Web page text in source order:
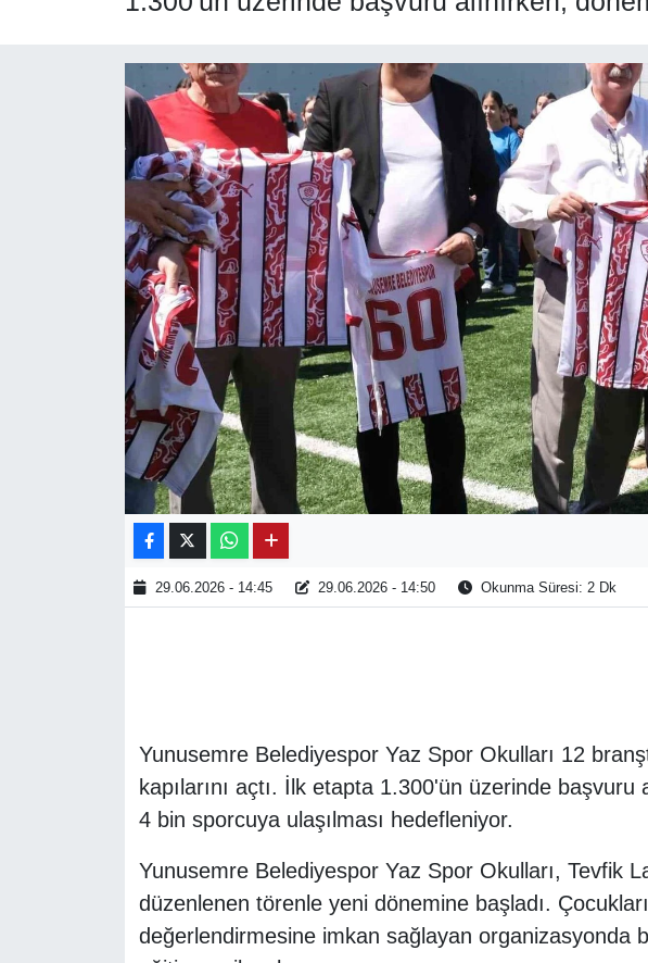
29.06.2026 - 14:45 29.06.2026 - 14:50 Okunma Süresi: 2 Dk
Yunusemre Belediyespor Yaz Spor Okulları 12
kapılarını açtı. İlk etapta 1.300'ün üzerinde başvuru
4 bin sporcuya ulaşılması hedefleniyor.
Yunusemre Belediyespor Yaz Spor Okulları, Tevfik
düzenlenen törenle yeni dönemine başladı.
değerlendirmesine imkan sağlayan organizasyonda
ÇEVRE
YAŞAM
BİLİM - TEKNOLOJİ
KÜLTÜR SANAT
MAGAZİN